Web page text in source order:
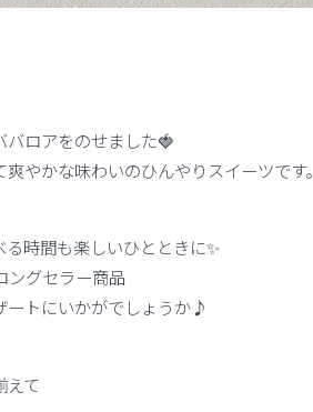
ロアをのせました🍓
やかな味わいのひんやりスイーツです。
時間も楽しいひとときに✨
ングセラー商品
ートにいかがでしょうか♪
えて